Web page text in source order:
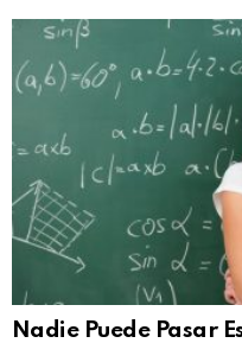
Nadie Puede Pasar